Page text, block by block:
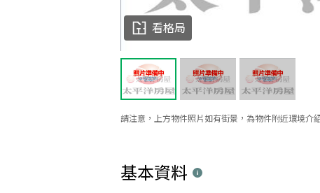
請注意，上方物件照片如有街景，為物件附近環境介
看格局
基本資料